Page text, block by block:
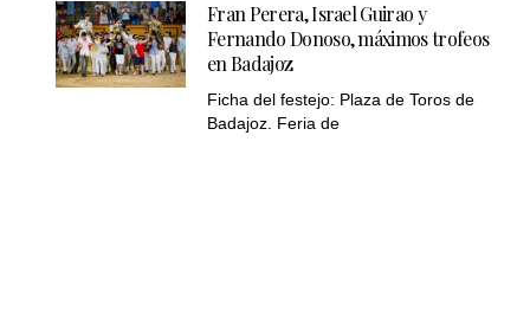
Fran Perera, Israel Guirao y
Fernando Donoso, máximos trofeos
en Badajoz
Ficha del festejo: Plaza de Toros de
Badajoz. Feria de